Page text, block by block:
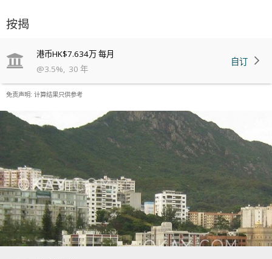
按揭
港币HK$7.634万每月
@3.5%, 30 年
自订
免责声明: 计算结果只供参考